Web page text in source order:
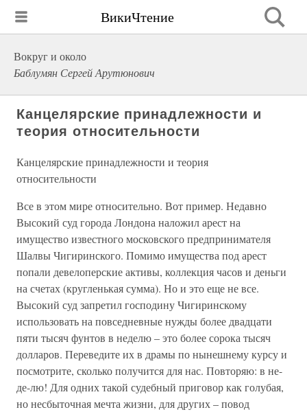
ВикиЧтение
Вокруг и около
Баблумян Сергей Арутюнович
Канцелярские принадлежности и
теория относительности
Канцелярские принадлежности и теория
относительности
Все в этом мире относительно. Вот пример. Недавно
Высокий суд города Лондона наложил арест на
имущество известного московского предпринимателя
Шалвы Чигиринского. Помимо имущества под арест
попали девелоперские активы, коллекция часов и деньги
на счетах (кругленькая сумма). Но и это еще не все.
Высокий суд запретил господину Чигиринскому
использовать на повседневные нужды более двадцати
пяти тысяч фунтов в неделю – это более сорока тысяч
долларов. Переведите их в драмы по нынешнему курсу и
посмотрите, сколько получится для нас. Повторяю: в не-
де-лю! Для одних такой судебный приговор как голубая,
но несбыточная мечта жизни, для других – повод